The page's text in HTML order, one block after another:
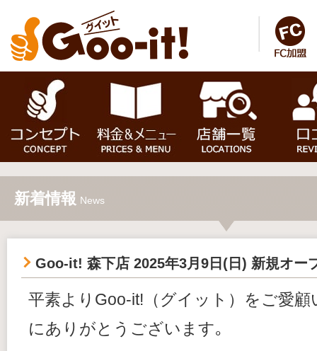
新着情報 News
Goo-it! 森下店 2025年3月9日(日) 新規オー
平素よりGoo-it!（グイット）をご愛顧
にありがとうございます｡